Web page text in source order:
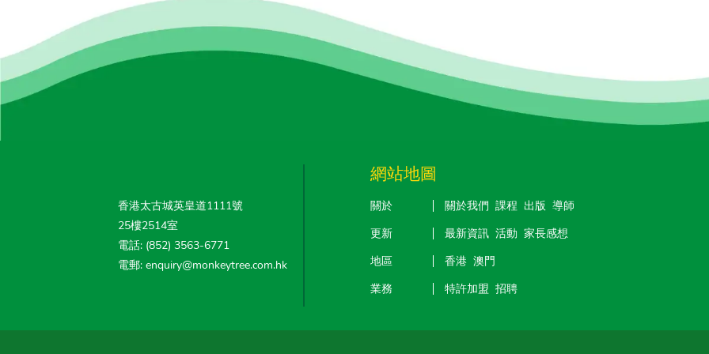
香港太古城英皇道1111號
25樓2514室
電話: (852) 3563-6771
電郵: enquiry@monkeytree.com.hk
網站地圖
關於 關於我們 課程 出版 導師
更新
最新資訊 活動 家長感想
地區
香港 澳門
業務
特許加盟 招聘